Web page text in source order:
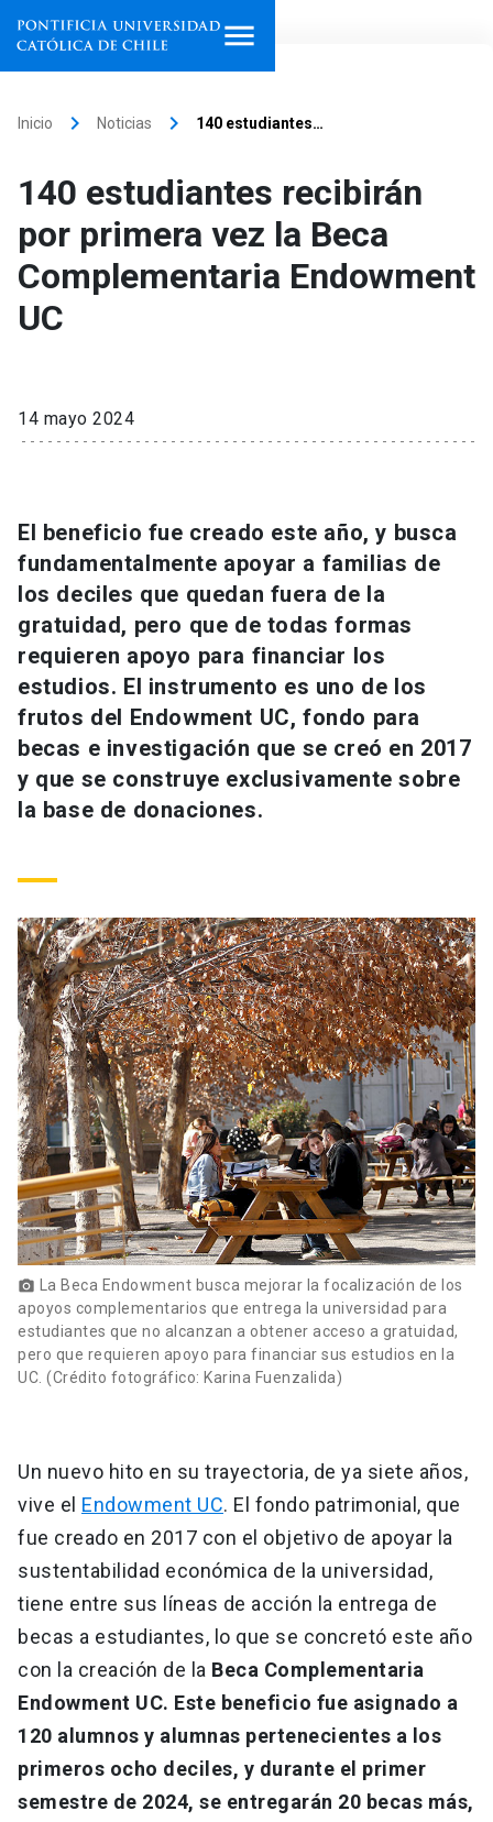
Facultades, escuelas e
institutos
Investigación
Información para keyboard_arrow_down
Futuros estudiantes
Estudiantes
Académicos
Personal
Padres y familia
Vecinos launch
Go to english site launch
ACCESOS DIRECTOS
Admisión launch
Correo UC launch
Medios Biblioteca launch
Donaciones launch
Inicio keyboard_arrow_right Noticias keyboard_arrow_right 140 estudiantes…
140 estudiantes recibirán
por primera vez la Beca
Complementaria Endowment
UC
14 mayo 2024
El beneficio fue creado este año, y busca
fundamentalmente apoyar a familias de
los deciles que quedan fuera de la
gratuidad, pero que de todas formas
requieren apoyo para financiar los
estudios. El instrumento es uno de los
frutos del Endowment UC, fondo para
becas e investigación que se creó en 2017
y que se construye exclusivamente sobre
la base de donaciones.
photo_camera La Beca Endowment busca mejorar la focalización de los
apoyos complementarios que entrega la universidad para
estudiantes que no alcanzan a obtener acceso a gratuidad,
pero que requieren apoyo para financiar sus estudios en la
UC. (Crédito fotográfico: Karina Fuenzalida)
Un nuevo hito en su trayectoria, de ya siete años,
vive el Endowment UC. El fondo patrimonial, que
fue creado en 2017 con el objetivo de apoyar la
sustentabilidad económica de la universidad,
tiene entre sus líneas de acción la entrega de
becas a estudiantes, lo que se concretó este año
con la creación de la Beca Complementaria
Endowment UC. Este beneficio fue asignado a
120 alumnos y alumnas pertenecientes a los
primeros ocho deciles, y durante el primer
semestre de 2024, se entregarán 20 becas más,